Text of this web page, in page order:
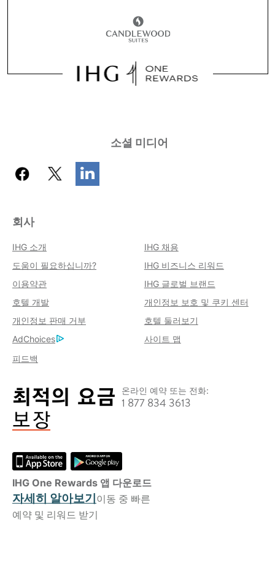
소셜 미디어
회사
IHG 소개
IHG 채용
도움이 필요하십니까?
IHG 비즈니스 리워드
이용약관
IHG 글로벌 브랜드
호텔 개발
개인정보 보호 및 쿠키 센터
개인정보 판매 거부
호텔 둘러보기
AdChoices
사이트 맵
피드백
온라인 예약 또는 전화:
1 877 834 3613
IHG One Rewards 앱 다운로드
자세히 알아보기 이동 중 빠른
예약 및 리워드 받기